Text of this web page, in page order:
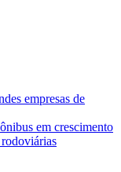
empresas de
em crescimento
rodoviárias